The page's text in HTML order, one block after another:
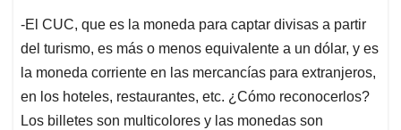
-El CUC, que es la moneda para captar divisas a partir
del turismo, es más o menos equivalente a un dólar, y es
la moneda corriente en las mercancías para extranjeros,
en los hoteles, restaurantes, etc. ¿Cómo reconocerlos?
Los billetes son multicolores y las monedas son